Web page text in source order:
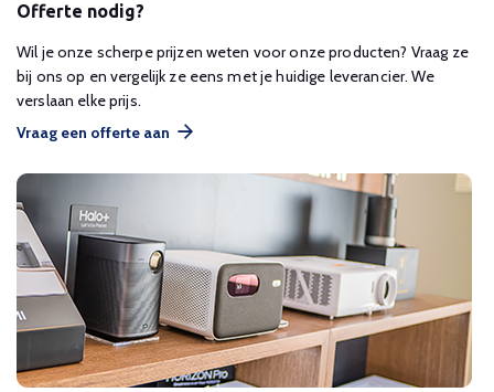
Offerte nodig?
Wil je onze scherpe prijzen weten voor onze producten? Vraag ze
bij ons op en vergelijk ze eens met je huidige leverancier. We
verslaan elke prijs.
Vraag een offerte aan